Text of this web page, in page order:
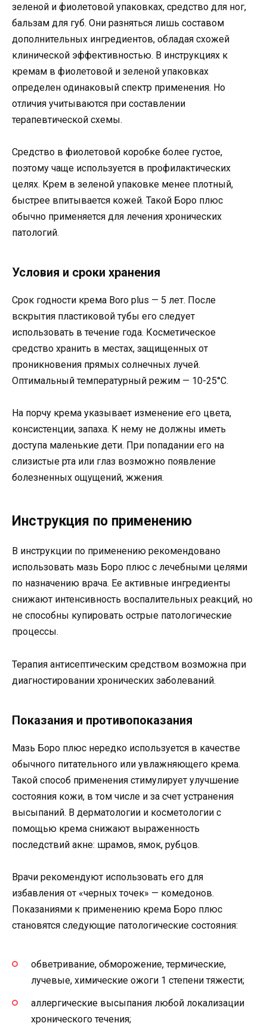
зеленой и фиолетовой упаковках, средство для ног,
бальзам для губ. Они разняться лишь составом
дополнительных ингредиентов, обладая схожей
клинической эффективностью. В инструкциях к
кремам в фиолетовой и зеленой упаковках
определен одинаковый спектр применения. Но
отличия учитываются при составлении
терапевтической схемы.
Средство в фиолетовой коробке более густое,
поэтому чаще используется в профилактических
целях. Крем в зеленой упаковке менее плотный,
быстрее впитывается кожей. Такой Боро плюс
обычно применяется для лечения хронических
патологий.
Условия и сроки хранения
Срок годности крема Boro plus — 5 лет. После
вскрытия пластиковой тубы его следует
использовать в течение года. Косметическое
средство хранить в местах, защищенных от
проникновения прямых солнечных лучей.
Оптимальный температурный режим — 10-25°C.
На порчу крема указывает изменение его цвета,
консистенции, запаха. К нему не должны иметь
доступа маленькие дети. При попадании его на
слизистые рта или глаз возможно появление
болезненных ощущений, жжения.
Инструкция по применению
В инструкции по применению рекомендовано
использовать мазь Боро плюс с лечебными целями
по назначению врача. Ее активные ингредиенты
снижают интенсивность воспалительных реакций, но
не способны купировать острые патологические
процессы.
Терапия антисептическим средством возможна при
диагностировании хронических заболеваний.
Показания и противопоказания
Мазь Боро плюс нередко используется в качестве
обычного питательного или увлажняющего крема.
Такой способ применения стимулирует улучшение
состояния кожи, в том числе и за счет устранения
высыпаний. В дерматологии и косметологии с
помощью крема снижают выраженность
последствий акне: шрамов, ямок, рубцов.
Врачи рекомендуют использовать его для
избавления от «черных точек» — комедонов.
Показаниями к применению крема Боро плюс
становятся следующие патологические состояния:
обветривание, обморожение, термические,
лучевые, химические ожоги 1 степени тяжести;
аллергические высыпания любой локализации
хронического течения;